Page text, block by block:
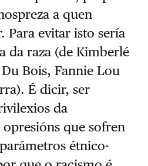
a quen
Para evitar isto sería
da raza (de Kimberlé
Bois, Fannie Lou
É dicir, ser
da
que sofren
étnico-